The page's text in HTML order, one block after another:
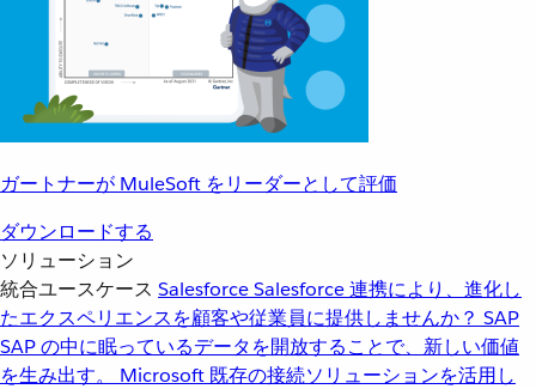
ガートナーが MuleSoft をリーダーとして評価
ダウンロードする
ソリューション
統合ユースケース SalesforceSalesforce 連携により、進化し
たエクスペリエンスを顧客や従業員に提供しませんか？ SAP
SAP の中に眠っているデータを開放することで、新しい価値
を生み出す。
Microsoft 既存の接続ソリューションを活用し